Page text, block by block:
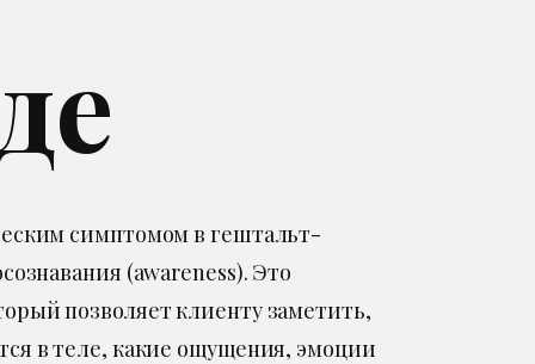
симптомом в гештальт-
(awareness). Это
позволяет клиенту заметить,
в теле, какие ощущения, эмоции